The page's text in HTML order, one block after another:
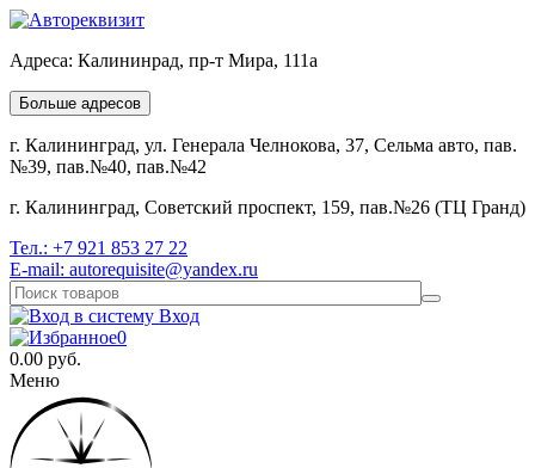
Адреса: Калининрад, пр-т Мира, 111а
Больше адресов
г. Калининград, ул. Генерала Челнокова, 37, Сельма авто, пав.
№39, пав.№40, пав.№42
г. Калининград, Советский проспект, 159, пав.№26 (ТЦ Гранд)
Тел.: +7 921 853 27 22
E-mail: autorequisite@yandex.ru
Вход
0
0.00 руб.
Меню